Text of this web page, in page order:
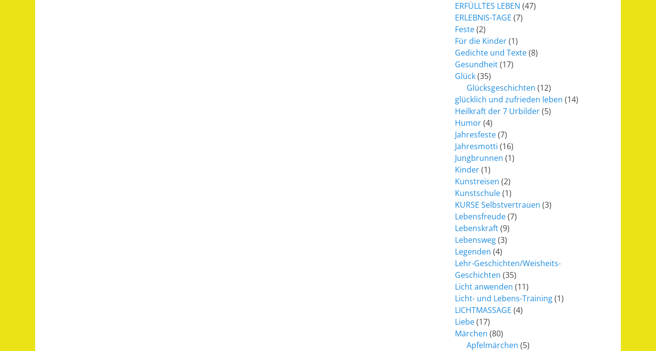
ERFÜLLTES LEBEN (47)
ERLEBNIS-TAGE (7)
Feste(2)
Für die Kinder(1)
Gedichte und Texte(8)
Gesundheit(17)
Glück(35)
Glücksgeschichten (12)
glücklich und zufrieden leben (14)
Heilkraft der 7 Urbilder(5)
Humor(4)
Jahresfeste(7)
Jahresmotti (16)
Jungbrunnen (1)
Kinder(1)
Kunstreisen (2)
Kunstschule(1)
KURSE Selbstvertrauen (3)
Lebensfreude(7)
Lebenskraft(9)
Lebensweg(3)
Legenden (4)
Lehr-Geschichten/Weisheits-
Geschichten (35)
Licht anwenden (11)
Licht- und Lebens-Training(1)
LICHTMASSAGE (4)
Liebe(17)
Märchen (80)
Apfelmärchen (5)